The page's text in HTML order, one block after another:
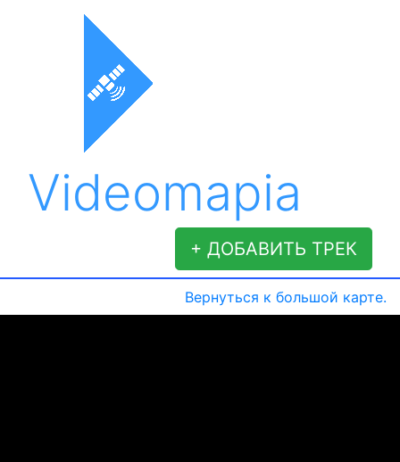
Videomapia
+ ДОБАВИТЬ ТРЕК
Вернуться к большой карте.